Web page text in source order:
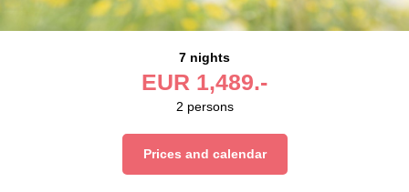
7 nights
EUR 1,489.-
2 persons
Prices and calendar